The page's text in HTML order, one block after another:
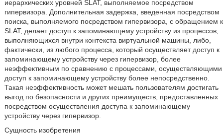
иерархических уровней SLAT, выполняемое посредством
гипервизора. Дополнительная задержка, введенная посредством
поиска, выполняемого посредством гипервизора, с обращением к
SLAT, делает доступ к запоминающему устройству из процессов,
выполняющихся внутри контекста виртуальной машины, либо,
фактически, из любого процесса, который осуществляет доступ к
запоминающему устройству через гипервизор, более
неэффективным по сравнению с процессами, осуществляющими
доступ к запоминающему устройству более непосредственно.
Такая неэффективность может мешать пользователям достигать
выгод по безопасности и других преимуществ, предоставленных
посредством осуществления доступа к запоминающему
устройству через гипервизор.
Сущность изобретения